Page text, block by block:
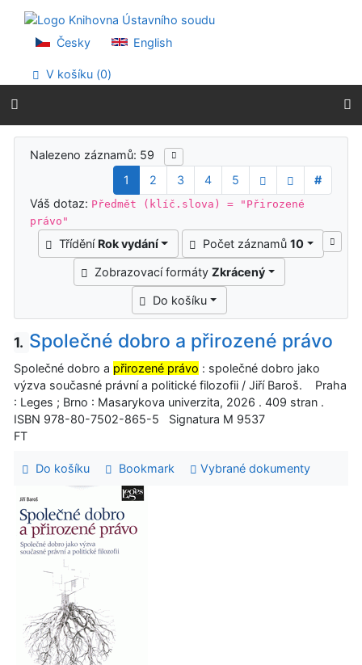
Přejít na menu
Prohlášení o webové přístupnosti
Česky English
V košíku (0)
Výsledky vyhledávání
Nalezeno záznamů: 59
1
2 3 4 5
#
Váš dotaz: Předmět (klíč.slova) = "Přirozené
právo"
Třídění Rok vydání Počet záznamů 10
Zobrazovací formáty Zkrácený
Do košíku
1. Společné dobro a přirozené právo
Společné dobro a přirozené právo : společné dobro jako
výzva současné právní a politické filozofii / Jiří Baroš. Praha
: Leges ; Brno : Masarykova univerzita, 2026 . 409 stran .
ISBN 978-80-7502-865-5 Signatura M 9537
FT
Do košíku Bookmark Vybrané dokumenty